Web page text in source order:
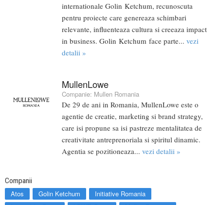
internationale Golin Ketchum, recunoscuta
pentru proiecte care genereaza schimbari
relevante, influenteaza cultura si creeaza impact
in business. Golin Ketchum face parte... vezi
detalii »
MullenLowe
Companie: Mullen Romania
De 29 de ani in Romania, MullenLowe este o
agentie de creatie, marketing si brand strategy,
care isi propune sa isi pastreze mentalitatea de
creativitate antreprenoriala si spiritul dinamic.
Agentia se pozitioneaza... vezi detalii »
Companii
Atos Golin Ketchum
Initiative Romania